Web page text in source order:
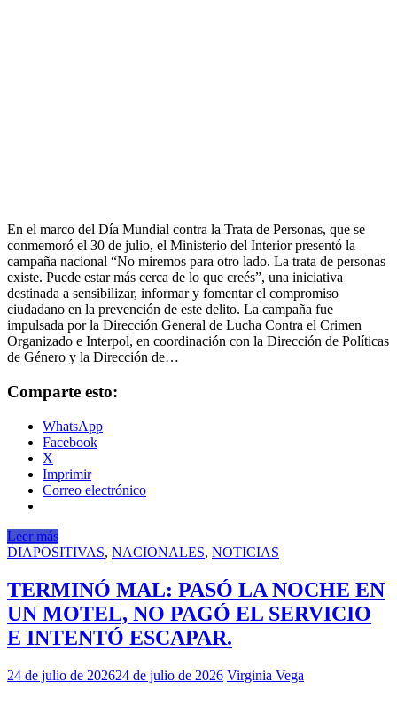
En el marco del Día Mundial contra la Trata de Personas, que se
conmemoró el 30 de julio, el Ministerio del Interior presentó la
campaña nacional “No miremos para otro lado. La trata de personas
existe. Puede estar más cerca de lo que creés”, una iniciativa
destinada a sensibilizar, informar y fomentar el compromiso
ciudadano en la prevención de este delito. La campaña fue
impulsada por la Dirección General de Lucha Contra el Crimen
Organizado e Interpol, en coordinación con la Dirección de Políticas
de Género y la Dirección de…
Comparte esto:
WhatsApp
Facebook
X
Imprimir
Correo electrónico
Leer más
DIAPOSITIVAS, NACIONALES, NOTICIAS
TERMINÓ MAL: PASÓ LA NOCHE EN
UN MOTEL, NO PAGÓ EL SERVICIO
E INTENTÓ ESCAPAR.
24 de julio de 202624 de julio de 2026 Virginia Vega